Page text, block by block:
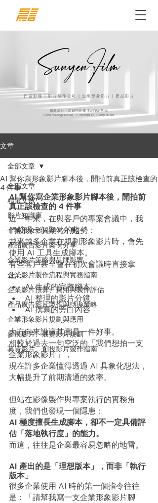
日言影像 | 影片製作公司 | 企業形象影片 | 產品影片
形象影片 | @日言影像 SunYenFilm
Cinematographer, Filmmaker, Storyteller
文章
全部文章
精選文章
影片知識庫
企業形象影片案例分享
產品廣告影片案例分享
企業影片策略與品牌影響
企業影片製作流程與實務指南
企業影片預算、費用與製作評估
產品廣告影片製作與轉換策略
企業形象影片規劃與應用
參展影片、展覽影片規劃
募資影片、創投影片製作指南
全部文章
AI 幫你寫形象影片腳本後，開拍前真正該檢查的
4 件事
AI 幫你寫企業形象影片腳本後，開拍前
真正該檢查的 4 件事
近一年來，在與客戶的專案會議中，我
們發現一個顯著的趨勢：
越來越多企業在規劃形象影片時，會先
使用 AI 工具生成腳本。
有些客戶甚至會在初次會議時直接拿
出：
AI 生成的完整腳本
AI 整理的影片分鏡
AI 撰寫的旁白內容
大方向來說這其實是一件好事。
相較於過去一句空泛的「我們想拍一支
企業形象影片」，
現在許多企業懂得透過 AI 具象化想法，
大幅提升了前期溝通的效率。
但站在影像製作與專案執行的實務角
度，我們也發現一個隱患：
AI 極度擅長生成腳本，卻不一定具備評
估「落地執行度」的能力。
而這，往往是企業最容易忽略的地雷。
AI 產出的是「理想版本」，而非「執行
版本」
很多企業使用 AI 時的第一個指令往往
是：「請幫我寫一支企業形象影片腳